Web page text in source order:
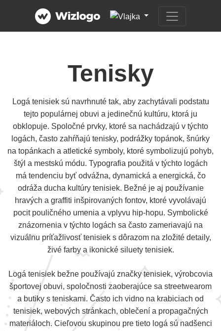
Tenisky
Logá tenisiek sú navrhnuté tak, aby zachytávali podstatu
tejto populárnej obuvi a jedinečnú kultúru, ktorá ju
obklopuje. Spoločné prvky, ktoré sa nachádzajú v týchto
logách, často zahŕňajú tenisky, podrážky topánok, šnúrky
na topánkach a atletické symboly, ktoré symbolizujú pohyb,
štýl a mestskú módu. Typografia použitá v týchto logách
má tendenciu byť odvážna, dynamická a energická, čo
odráža ducha kultúry tenisiek. Bežné je aj používanie
hravých a graffiti inšpirovaných fontov, ktoré vyvolávajú
pocit pouličného umenia a vplyvu hip-hopu. Symbolické
znázornenia v týchto logách sa často zameriavajú na
vizuálnu príťažlivosť tenisiek s dôrazom na zložité detaily,
živé farby a ikonické siluety tenisiek.
Logá tenisiek bežne používajú značky tenisiek, výrobcovia
športovej obuvi, spoločnosti zaoberajúce sa streetwearom
a butiky s teniskami. Často ich vidno na krabiciach od
tenisiek, webových stránkach, oblečení a propagačných
materiáloch. Cieľovou skupinou pre tieto logá sú nadšenci